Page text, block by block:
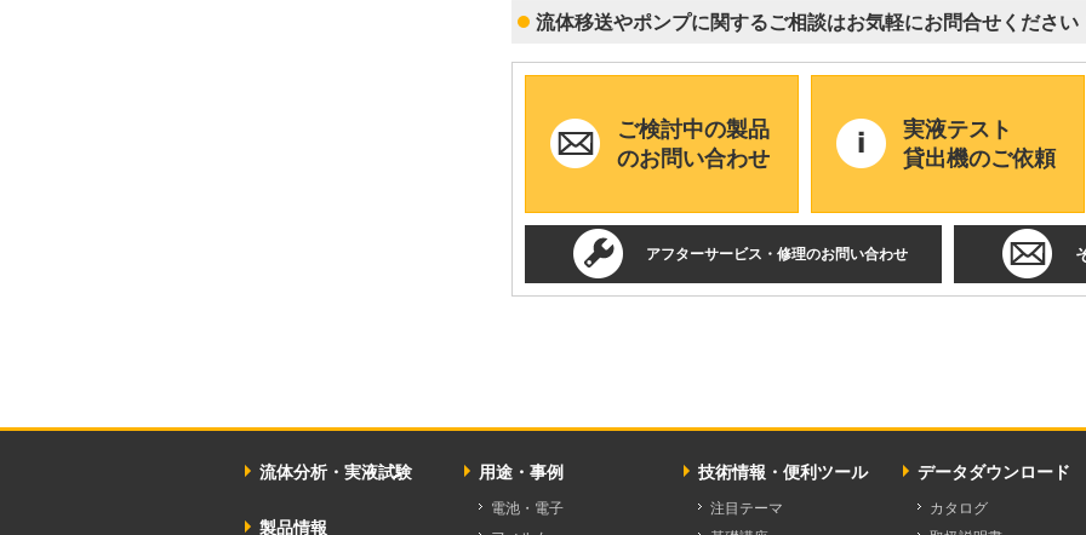
流体移送やポンプに関するご相談はお気軽にお問合せください
ご検討中の製品
のお問い合わせ
実液テスト
貸出機のご依頼
アフターサービス・修理のお問い合わせ
流体分析・実液試験
製品情報
用途・事例
電池・電子
技術情報・便利ツール
注目テーマ
データダウンロード
カタログ